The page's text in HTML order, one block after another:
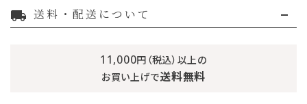
local_shipping 送料・配送について
11,000円（税込）以上の
お買い上げで送料無料